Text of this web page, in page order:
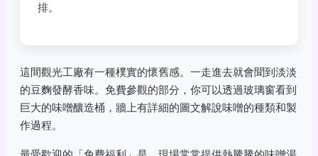
排。
這間觀光工廠有一種樸實的懷舊感。一走進去就會聞到淡淡
的豆麴發酵香味。免費參觀的部分，你可以透過玻璃窗看到
巨大的味噌釀造桶，牆上有詳細的圖文解說味噌的種類和製
作過程。